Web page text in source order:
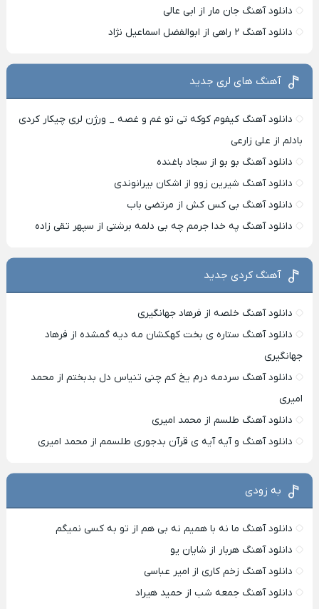
دانلود آهنگ جان مار از ابی عالی
دانلود آهنگ ۲ راهی از ابوالفضل اسماعیل نژاد
آهنگ های لری جدید
دانلود آهنگ کیفوم کوکه تی تو غم و غصه _ ورژن لری چیکار کردی
بادلم از علی زارعی
دانلود آهنگ بو بو از سجاد باغنده
دانلود آهنگ شیرین زوو از اشکان بیرانوندی
دانلود آهنگ بی کس کش از مرتضی باب
دانلود آهنگ په خدا جرمم چه بی دلمه برشتی از سپهر تقی زاده
آهنگ کردی جدید
دانلود آهنگ خلصه از فرهاد جهانگیری
دانلود آهنگ ستاره ی بخت کهکشان مه دیه گمشده از فرهاد
جهانگیری
دانلود آهنگ سردمه درم یخ کم چنی تنیاس دل بدبختم از محمد
امیری
دانلود آهنگ طلسم از محمد امیری
دانلود آهنگ و آیه آیه ی قرآن بدجوری طلسمم از محمد امیری
به زودی
دانلود آهنگ ما نه با همیم نه بی هم از تو به کسی نمیگم
دانلود آهنگ هربار از شایان یو
دانلود آهنگ زخم کاری از امیر عباسی
دانلود آهنگ جمعه شب از حمید هیراد